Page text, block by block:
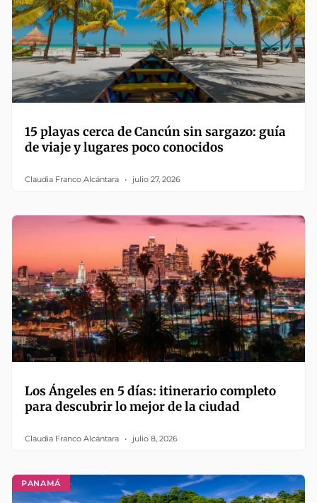
15 playas cerca de Cancún sin sargazo: guía
de viaje y lugares poco conocidos
Claudia Franco Alcántara julio 27, 2026
Los Ángeles en 5 días: itinerario completo
para descubrir lo mejor de la ciudad
Claudia Franco Alcántara julio 8, 2026
PANAMÁ